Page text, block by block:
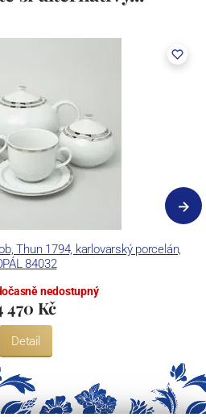
technologických zařízení. Závod je
Závod je schopen dekorovat své
známku LC a Thun Hotel &
Thun 1794, karlovarský porcelán,
84032
nedostupný
470 Kč
Detail